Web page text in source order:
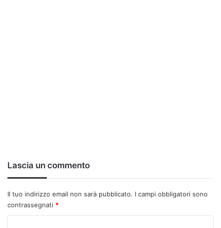
Lascia un commento
Il tuo indirizzo email non sarà pubblicato. I campi obbligatori sono
contrassegnati *